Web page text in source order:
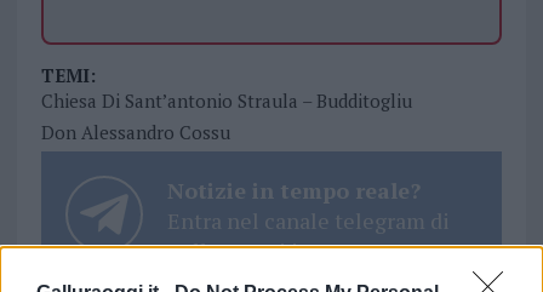
TEMI:
Chiesa Di Sant’antonio Straula – Budditogliu
Don Alessandro Cossu
Notizie in tempo reale?
Entra nel canale telegram di
GalluraOggi.it